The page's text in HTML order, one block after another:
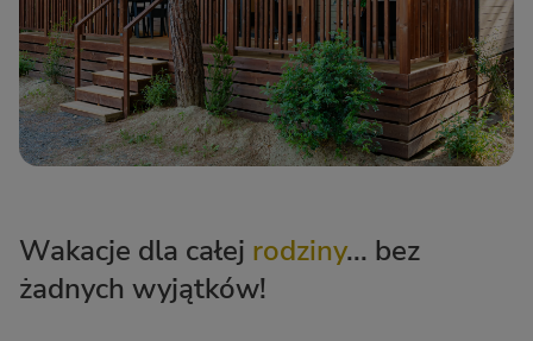
Wakacje dla całej rodziny... bez
żadnych wyjątków!